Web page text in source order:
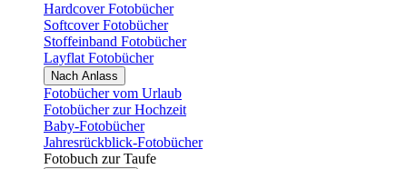
Hardcover Fotobücher
Softcover Fotobücher
Stoffeinband Fotobücher
Layflat Fotobücher
Nach Anlass
Fotobücher vom Urlaub
Fotobücher zur Hochzeit
Baby-Fotobücher
Jahresrückblick-Fotobücher
Fotobuch zur Taufe